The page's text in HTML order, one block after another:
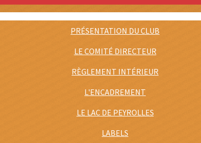
PRÉSENTATION DU CLUB
LE COMITÉ DIRECTEUR
RÈGLEMENT INTÉRIEUR
L'ENCADREMENT
LE LAC DE PEYROLLES
LABELS